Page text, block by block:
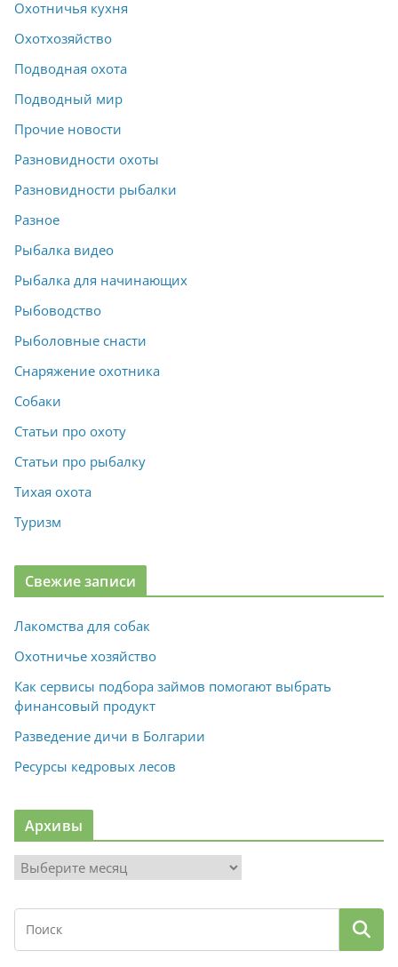
Охотничья кухня
Охотхозяйство
Подводная охота
Подводный мир
Прочие новости
Разновидности охоты
Разновидности рыбалки
Разное
Рыбалка видео
Рыбалка для начинающих
Рыбоводство
Рыболовные снасти
Снаряжение охотника
Собаки
Статьи про охоту
Статьи про рыбалку
Тихая охота
Туризм
Свежие записи
Лакомства для собак
Охотничье хозяйство
Как сервисы подбора займов помогают выбрать
финансовый продукт
Разведение дичи в Болгарии
Ресурсы кедровых лесов
Архивы
р
х
в